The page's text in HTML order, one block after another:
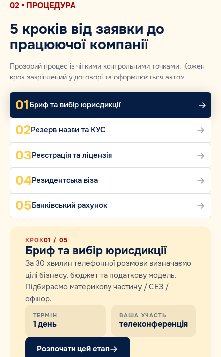
02 • ПРОЦЕДУРА
5 кроків від заявки до
працюючої компанії
Прозорий процес із чіткими контрольними точками. Кожен
крок закріплений у договорі та оформлюється актом.
01 Бриф та вибір юрисдикції
02Резерв назви та КУС
03Реєстрація та ліцензія
04Резидентська віза
05Банківський рахунок
КРОК01 / 05
Бриф та вибір юрисдикції
За 30 хвилин телефонної розмови визначаємо
цілі бізнесу, бюджет та податкову модель.
Підбираємо материкову частину / СЕЗ /
офшор.
ТЕРМІН
1 день
ВАША УЧАСТЬ
телеконференція
Розпочати цей етап